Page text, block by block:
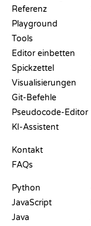
Referenz
Playground
Tools
Editor einbetten
Spickzettel
Visualisierungen
Git-Befehle
Pseudocode-Editor
KI-Assistent
Kontakt
FAQs
Python
JavaScript
Java